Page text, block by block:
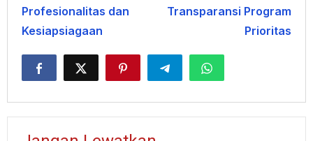
Profesionalitas dan
Kesiapsiagaan
Transparansi Program
Prioritas